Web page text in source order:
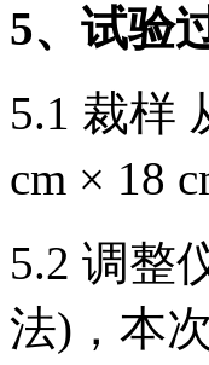
5、试验
5.1 裁样
cm × 18
5.2 调整
法)，本